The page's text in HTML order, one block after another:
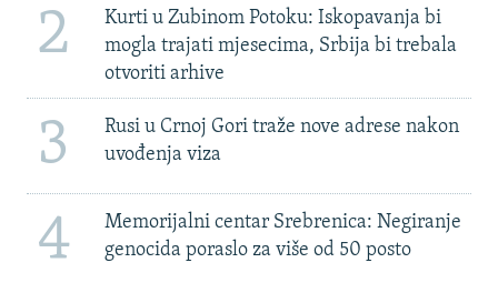
2
Kurti u Zubinom Potoku: Iskopavanja bi
mogla trajati mjesecima, Srbija bi trebala
otvoriti arhive
3
Rusi u Crnoj Gori traže nove adrese nakon
uvođenja viza
4
Memorijalni centar Srebrenica: Negiranje
genocida poraslo za više od 50 posto